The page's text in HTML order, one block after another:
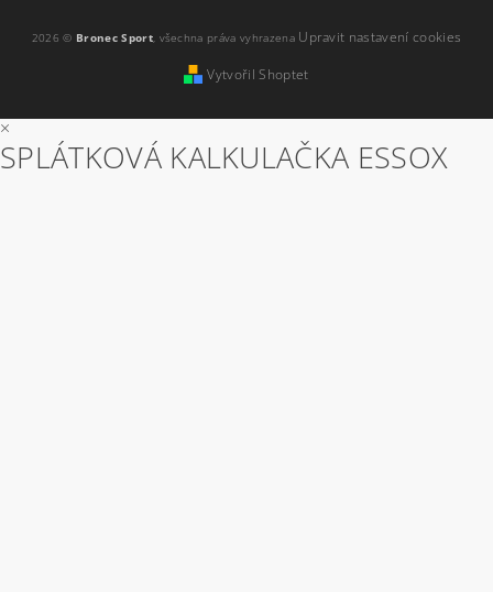
2026 © Bronec Sport, všechna práva vyhrazena Upravit nastavení cookies
Vytvořil Shoptet
×
SPLÁTKOVÁ KALKULAČKA ESSOX